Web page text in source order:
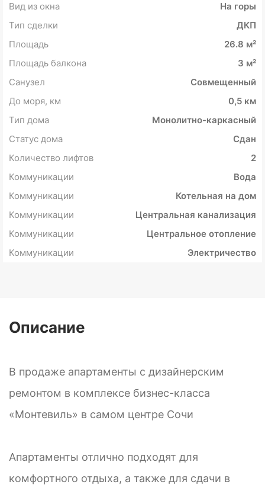
Вид из окна
На горы
Тип сделки
ДКП
Площадь
26.8 м²
Площадь балкона
3 м²
Санузел
Совмещенный
До моря, км
0,5 км
Тип дома
Монолитно-каркасный
Статус дома
Сдан
Количество лифтов
2
Коммуникации
Вода
Коммуникации
Котельная на дом
Коммуникации
Центральная канализация
Коммуникации
Центральное отопление
Коммуникации
Электричество
Описание
В продаже апартаменты с дизайнерским
ремонтом в комплексе бизнес-класса
«Монтевиль» в самом центре Сочи
Апартаменты отлично подходят для
комфортного отдыха, а также для сдачи в